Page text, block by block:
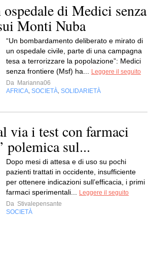
di Medici senza
Monti Nuba
“Un bombardamento deliberato e mirato di
un ospedale civile, parte di una campagna
tesa a terrorizzare la popolazione”: Medici
senza frontiere (Msf) ha...
Leggere il seguito
Da Marianna06
AFRICA SOCIETÀ SOLIDARIETÀ
via i test con farmaci
polemica sul...
Dopo mesi di attesa e di uso su pochi
pazienti trattati in occidente, insufficiente
per ottenere indicazioni sull’efficacia, i primi
farmaci sperimentali...
Leggere il seguito
Da Stivalepensante
SOCIETÀ